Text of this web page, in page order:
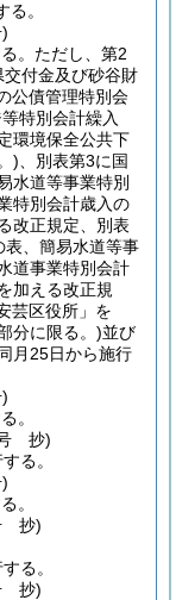
。
。 ただし、第2
交付金及び砂谷財
公債管理特別会
特別会計繰入
環境保全公共下
) 、別表第3に国
水道等事業特別
特別会計歳入の
改正規定、別表
、簡易水道等事
道事業特別会計
加える改正規
芸区役所」を
分に限る。)並び
月25日から施行
。
抄)
る。
。
抄)
る。
抄)